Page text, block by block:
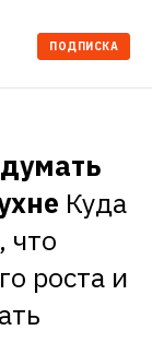
ПОДПИСКА
Куда
что
роста и